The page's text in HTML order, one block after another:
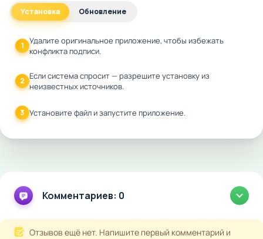
Установка Обновление
1 Удалите оригинальное приложение, чтобы избежать
конфликта подписи.
2 Если система спросит — разрешите установку из
неизвестных источников.
3 Установите файл и запустите приложение.
Комментариев: 0
Отзывов ещё нет. Напишите первый комментарий и